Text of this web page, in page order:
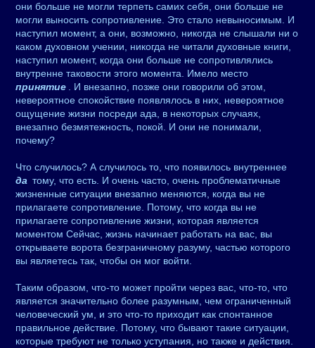
они больше не могли терпеть самих себя, они больше не
могли выносить сопротивление. Это стало невыносимым. И
наступил момент, а они, возможно, никогда не слышали ни о
каком духовном учении, никогда не читали духовные книги,
наступил момент, когда они больше не сопротивлялись
внутренне таковости этого момента. Имело место
принятие
. И внезапно, позже они говорили об этом,
невероятное спокойствие появлялось в них, невероятное
ощущение жизни посреди ада, в некоторых случаях,
внезапно безмятежность, покой. И они не понимали,
почему?
Что случилось? А случилось то, что появилось внутреннее
да тому, что есть. И очень часто, очень проблематичные
жизненные ситуации внезапно меняются, когда вы не
прилагаете сопротивление. Потому, что когда вы не
прилагаете сопротивление жизни, которая является
моментом Сейчас, жизнь начинает работать на вас, вы
открываете ворота безграничному разуму, частью которого
вы являетесь так, чтобы он мог войти.
Таким образом, что-то может пройти через вас, что-то, что
является значительно более разумным, чем ограниченный
человеческий ум, и это что-то приходит как спонтанное
правильное действие. Потому, что бывают такие ситуации,
которые требуют не только уступания, но также и действия.